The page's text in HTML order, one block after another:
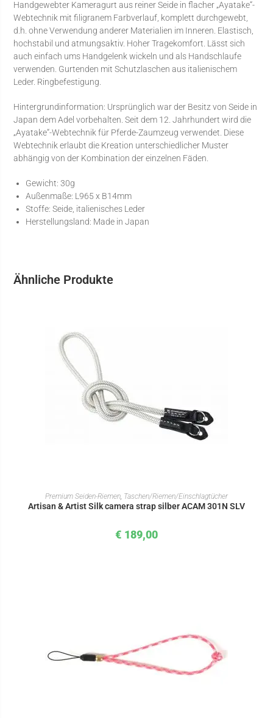
Handgewebter Kameragurt aus reiner Seide in flacher „Ayatake“-
Webtechnik mit filigranem Farbverlauf, komplett durchgewebt,
d.h. ohne Verwendung anderer Materialien im Inneren. Elastisch,
hochstabil und atmungsaktiv. Hoher Tragekomfort. Lässt sich
auch einfach ums Handgelenk wickeln und als Handschlaufe
verwenden. Gurtenden mit Schutzlaschen aus italienischem
Leder. Ringbefestigung.
Hintergrundinformation: Ursprünglich war der Besitz von Seide in
Japan dem Adel vorbehalten. Seit dem 12. Jahrhundert wird die
„Ayatake“-Webtechnik für Pferde-Zaumzeug verwendet. Diese
Webtechnik erlaubt die Kreation unterschiedlicher Muster
abhängig von der Kombination der einzelnen Fäden.
Gewicht: 30g
Außenmaße: L965 x B14mm
Stoffe: Seide, italienisches Leder
Herstellungsland: Made in Japan
Ähnliche Produkte
IN DEN WARENKORB
Premium Seiden-Riemen Taschen/Riemen/Einschlagtücher
Artisan & Artist Silk camera strap silber ACAM 301N SLV
€ 189,00